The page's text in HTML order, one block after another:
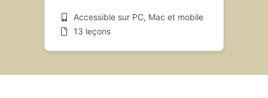
Accessible sur PC, Mac et mobile
13 leçons